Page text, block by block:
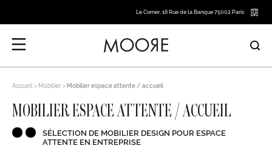
Le Corner, 16 Rue de la Banque 75002 Paris
Accueil Mobilier Mobilier espace attente / accueil
MOBILIER ESPACE ATTENTE / ACCUEIL
SÉLECTION DE MOBILIER DESIGN POUR ESPACE
ATTENTE EN ENTREPRISE